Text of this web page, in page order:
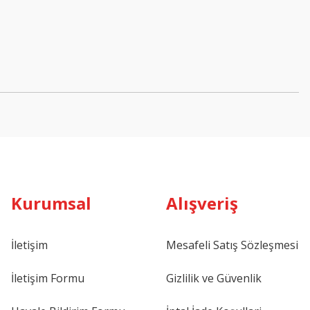
KURABİYE ÇUBUĞU 25CM
Kurumsal
İletişim
İletişim Formu
Alışveriş
Mesafeli Satış Sözleşmesi
Gizlilik ve Güvenlik